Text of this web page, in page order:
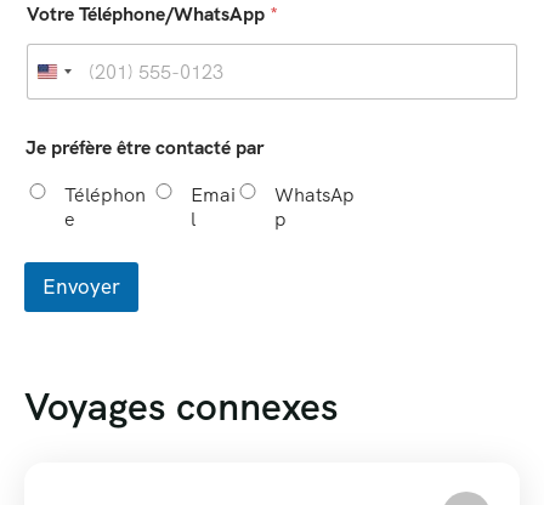
Votre Téléphone/WhatsApp *
Je préfère être contacté par
Téléphon
e
Emai
l
WhatsAp
p
Envoyer
Voyages connexes